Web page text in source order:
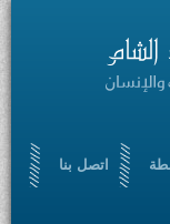
اتصل بنا